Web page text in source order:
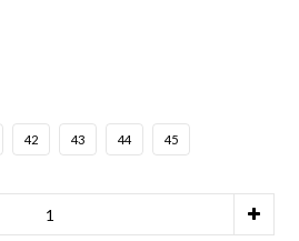
42 43 44 45